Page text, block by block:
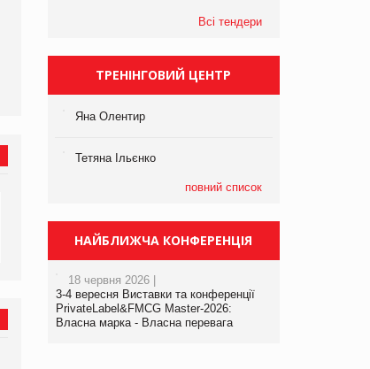
на європейський ринок
ФАО прогнозує зростання
продовольство
Всі тендери
ТРЕНІНГОВИЙ ЦЕНТР
Яна Олентир
Тетяна Ільєнко
повний список
НАЙБЛИЖЧА КОНФЕРЕНЦІЯ
18 червня 2026 |
3-4 вересня Виставки та конференції
PrivateLabel&FMCG Master-2026:
Власна марка - Власна перевага